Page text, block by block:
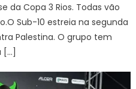
da Copa 3 Rios. Todas vão
Sub-10 estreia na segunda
Palestina. O grupo tem
[…]